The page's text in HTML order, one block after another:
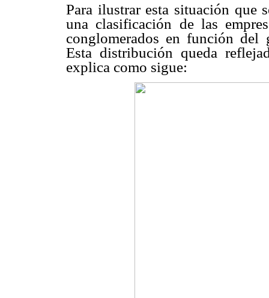
Para ilustrar esta situación que
una clasificación de las
conglomerados en función del
Esta distribución queda
explica como sigue: